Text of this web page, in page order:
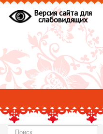
Версия сайта для
слабовидящих
Найти